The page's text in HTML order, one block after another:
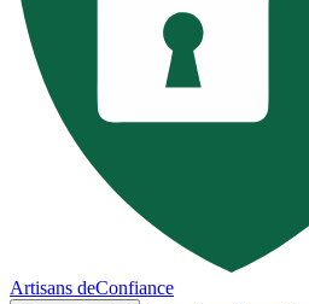
Artisans deConfiance